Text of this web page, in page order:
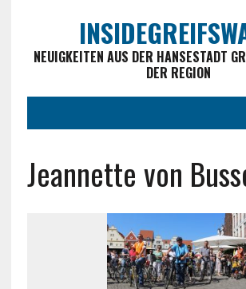
NEUIGKEITEN AUS DER HANSESTADT
DER REGION
Jeannette von